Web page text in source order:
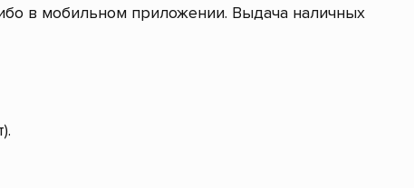
в мобильном приложении. Выдача наличных